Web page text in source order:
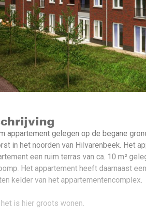
appartement gelegen op de begane
in het noorden van Hilvarenbeek. Het
een ruim terras van ca. 10 m²
Het appartement heeft daarnaast
kelder van het appartementencomplex.
het is hier groots wonen.